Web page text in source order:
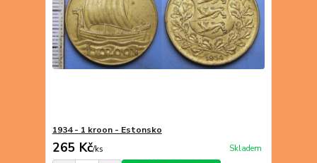
1934 - 1 kroon - Estonsko
265 Kč/ks Skladem